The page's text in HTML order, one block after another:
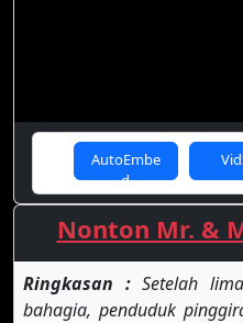
AutoEmbe
d
Nonton Mr. &
Ringkasan :Setelah
bahagia, penduduk